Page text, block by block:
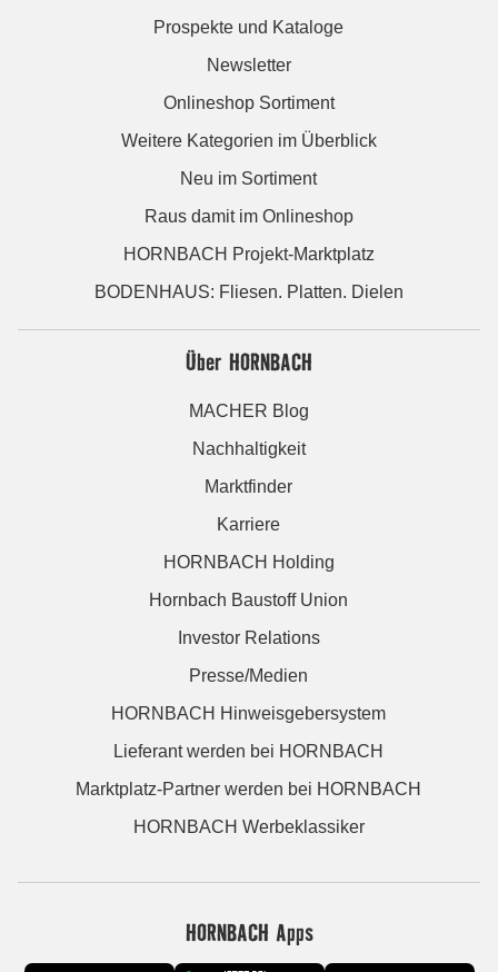
Prospekte und Kataloge
Newsletter
Onlineshop Sortiment
Weitere Kategorien im Überblick
Neu im Sortiment
Raus damit im Onlineshop
HORNBACH Projekt-Marktplatz
BODENHAUS: Fliesen. Platten. Dielen
Über HORNBACH
MACHER Blog
Nachhaltigkeit
Marktfinder
Karriere
HORNBACH Holding
Hornbach Baustoff Union
Investor Relations
Presse/Medien
HORNBACH Hinweisgebersystem
Lieferant werden bei HORNBACH
Marktplatz-Partner werden bei HORNBACH
HORNBACH Werbeklassiker
HORNBACH Apps